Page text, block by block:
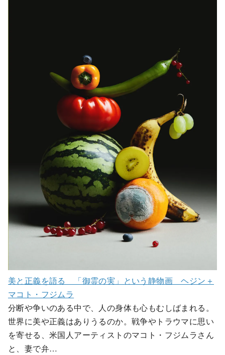
美と正義を語る 「御霊の実」という静物画 ヘジン＋
マコト・フジムラ
分断や争いのある中で、人の身体も心もむしばまれる。
世界に美や正義はありうるのか。戦争やトラウマに思い
を寄せる、米国人アーティストのマコト・フジムラさん
と、妻で弁…